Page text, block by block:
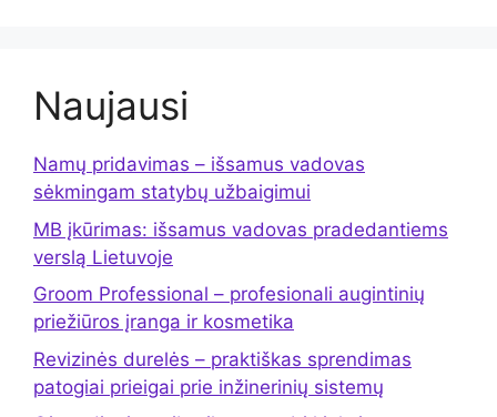
Naujausi
Namų pridavimas – išsamus vadovas
sėkmingam statybų užbaigimui
MB įkūrimas: išsamus vadovas pradedantiems
verslą Lietuvoje
Groom Professional – profesionali augintinių
priežiūros įranga ir kosmetika
Revizinės durelės – praktiškas sprendimas
patogiai prieigai prie inžinerinių sistemų